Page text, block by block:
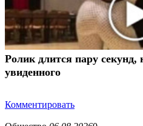
Ролик длится пару секунд,
увиденного
Комментировать